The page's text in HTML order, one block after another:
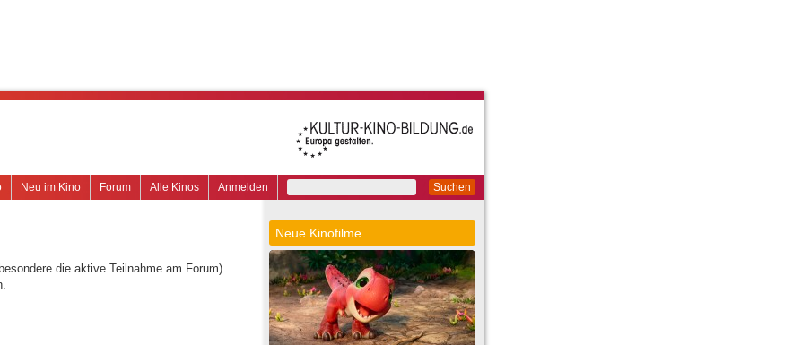
Suchen
Anmelden
Alle Kinos
Forum
Neu im Kino
die aktive Teilnahme am Forum)
Neue Kinofilme